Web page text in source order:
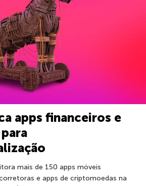
apps financeiros e
mais de 150 apps móveis
e apps de criptomoedas na